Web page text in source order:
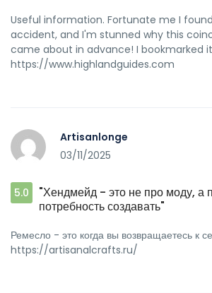
Useful information. Fortunate me I
accident, and I'm stunned why this
came about in advance! I bookmarked
https://www.highlandguides.com
Artisanlonge
03/11/2025
5.0
"Хендмейд - это не про моду, а
потребность создавать"
Ремесло - это когда вы возвращаетесь к
https://artisanalcrafts.ru/